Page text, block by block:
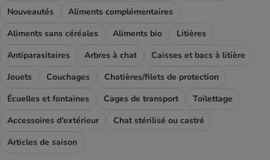
Nouveautés
Aliments complémentaires
Aliments sans céréales
Aliments bio
Litières
Antiparasitaires
Arbres à chat
Caisses et bacs à litière
Jouets
Couchages
Chatières/filets de protection
Écuelles et fontaines
Cages de transport
Toilettage
Accessoires d'extérieur
Chat stérilisé ou castré
Articles de saison